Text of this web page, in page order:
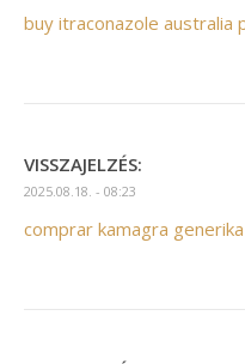
buy itraconazole australia
VISSZAJELZÉS:
2025.08.18. - 08:23
comprar kamagra generika